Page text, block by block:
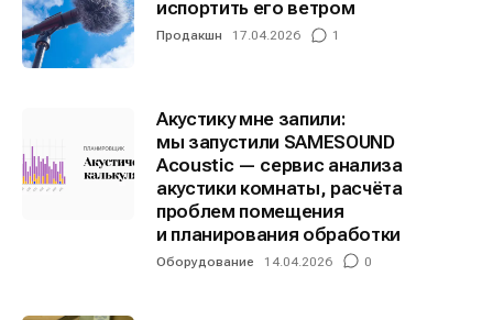
О проекте Реклама
Редакционная политика (в разработке)
Помощь проекту
О проекте Реклама
Редакционная политика (в разработке)
Помощь проекту
испортить его ветром
Продакшн 17.04.2026 1
Акустику мне запили:
мы запустили SAMESOUND
Acoustic — сервис анализа
акустики комнаты, расчёта
проблем помещения
и планирования обработки
Оборудование 14.04.2026 0